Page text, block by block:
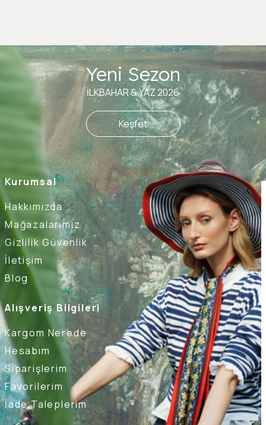
Kurumsal
Hakkımızda
Mağazalarımız
Gizlilik Güvenlik
İletişim
Blog
Alışveriş Bilgileri
Kargom Nerede
Hesabım
Siparişlerim
Favorilerim
İade Taleplerim
Yeni Sezon
İLKBAHAR & YAZ 2026
Keşfet